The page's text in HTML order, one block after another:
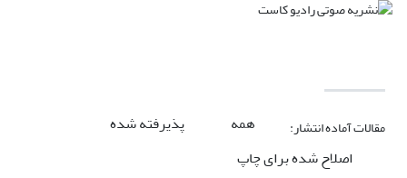
مقالات آماده انتشار: همه
پذیرفته شده
اصلاح شده برای چاپ